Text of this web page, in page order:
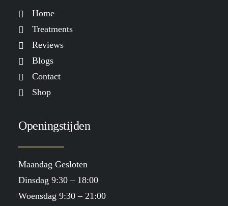
Home
Treatments
Reviews
Blogs
Contact
Shop
Openingstijden
Maandag Gesloten
Dinsdag 9:30 – 18:00
Woensdag 9:30 – 21:00